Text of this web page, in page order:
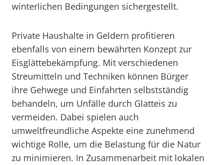
winterlichen Bedingungen sichergestellt.
Private Haushalte in Geldern profitieren
ebenfalls von einem bewährten Konzept zur
Eisglättebekämpfung. Mit verschiedenen
Streumitteln und Techniken können Bürger
ihre Gehwege und Einfahrten selbstständig
behandeln, um Unfälle durch Glatteis zu
vermeiden. Dabei spielen auch
umweltfreundliche Aspekte eine zunehmend
wichtige Rolle, um die Belastung für die Natur
zu minimieren. In Zusammenarbeit mit lokalen